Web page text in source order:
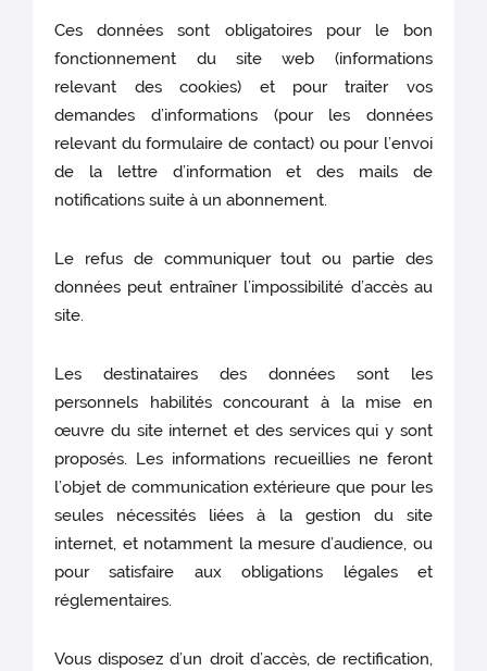
Ces données sont obligatoires pour le bon
fonctionnement du site web (informations
relevant des cookies)
et pour traiter vos
demandes d’informations (pour les données
relevant du formulaire de contact) ou pour l’envoi
de la lettre d’information et des mails de
notifications suite à un abonnement.
Le refus de communiquer tout ou partie des
données peut entraîner l’impossibilité d’accès au
site.
Les destinataires des données sont les
personnels habilités concourant à la mise en
œuvre du site internet et des services qui y sont
proposés. Les informations recueillies ne feront
l’objet de communication extérieure que pour les
seules nécessités liées à la gestion du site
internet, et notamment la mesure d’audience, ou
pour satisfaire aux obligations légales et
réglementaires.
Vous disposez d’un droit d’accès, de rectification,